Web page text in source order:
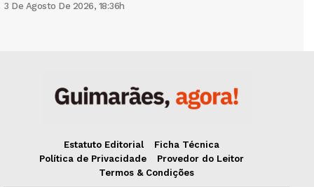
3 De Agosto De 2026, 18:36h
Estatuto Editorial
Ficha Técnica
Política de Privacidade
Provedor do Leitor
Termos & Condições